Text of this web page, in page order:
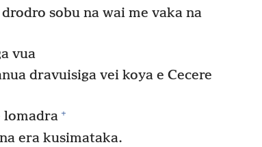
sobu na wai me vaka na
vua
dravuisiga vei koya e Cecere
lomadra +
era kusimataka.